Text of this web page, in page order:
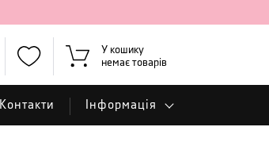
У кошику
немає товарів
Контакти Інформація